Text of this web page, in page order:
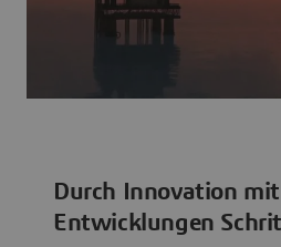
Durch Innovation
Entwicklungen